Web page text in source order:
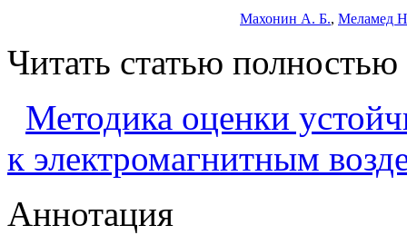
Махонин А. Б., Меламед
Читать статью полностью
Методика оценки
к электромагнитным
Аннотация